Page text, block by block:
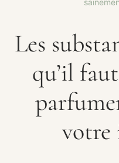
Les
qu’il
votre